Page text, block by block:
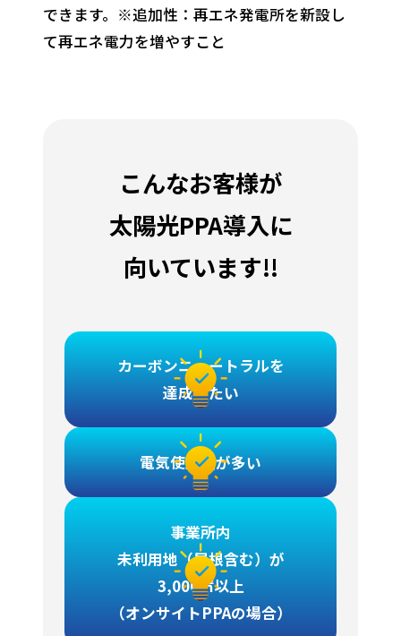
できます。※追加性：再エネ発電所を新設し
て再エネ電力を増やすこと
こんなお客様が
太陽光PPA導入に
向いています!!
カーボンニュートラルを
達成したい
電気使用量が多い
事業所内
未利用地（屋根含む）が
3,000㎡以上
（オンサイトPPAの場合）